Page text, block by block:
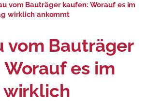
vom Bauträger kaufen: Worauf es im
wirklich ankommt
vom Bauträger
es im
wirklich